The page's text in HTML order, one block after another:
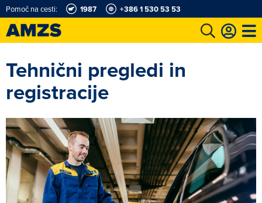
Pomoč na cesti: 1987 +386 1 530 53 53
Tehnični pregledi in
registracije